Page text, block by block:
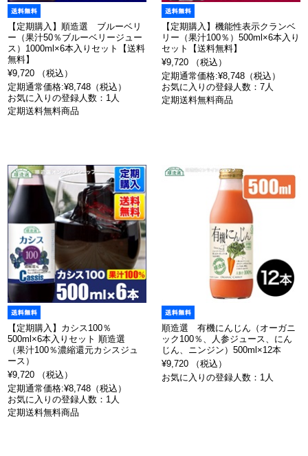
【定期購入】順造選 ブルーベリ
ー（果汁50％ブルーベリージュー
ス）1000ml×6本入りセット【送料
無料】
¥9,720 （税込）
定期通常価格:¥8,748（税込）
お気に入りの登録人数：1人
定期送料無料商品
【定期購入】機能性表示クランベ
リー（果汁100％）500ml×6本入り
セット【送料無料】
¥9,720 （税込）
定期通常価格:¥8,748（税込）
お気に入りの登録人数：7人
定期送料無料商品
【定期購入】カシス100％
500ml×6本入りセット 順造選
（果汁100％濃縮還元カシスジュ
ース）
¥9,720 （税込）
定期通常価格:¥8,748（税込）
お気に入りの登録人数：1人
定期送料無料商品
順造選 有機にんじん（オーガニ
ック100％、人参ジュース、にん
じん、ニンジン）500ml×12本
¥9,720 （税込）
お気に入りの登録人数：1人